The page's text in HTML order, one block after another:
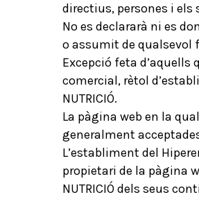
directius, persones i els
No es declararà ni es
o assumit de qualsevol
Excepció feta
comercial, rètol
NUTRICIÓ.
La pàgina web en la
generalment
L’establiment del
propietari de la pàgina
NUTRICIÓ dels seus